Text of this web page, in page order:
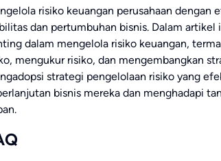
risiko keuangan perusahaan
dan pertumbuhan bisnis. Dalam
dalam mengelola risiko keuangan,
mengukur risiko, dan mengembangkan
strategi pengelolaan risiko yang
bisnis mereka dan menghadapi